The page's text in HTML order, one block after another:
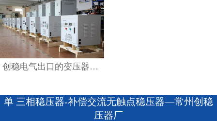
创稳电气出口的变压器，全球信赖之选！
单 三相稳压器-补偿交流无触点稳压器—常州创稳
压器厂